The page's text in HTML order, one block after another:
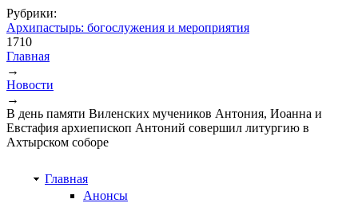
Рубрики:
Архипастырь: богослужения и мероприятия
1710
Вы здесь
Главная
→
Новости
→
В день памяти Виленских мучеников Антония, Иоанна и
Евстафия архиепископ Антоний совершил литургию в
Ахтырском соборе
Главная
Анонсы